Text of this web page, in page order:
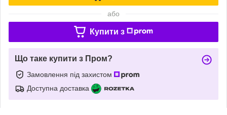
або
Купити з
Що таке купити з Пром?
Замовлення під захистом
Доступна доставка